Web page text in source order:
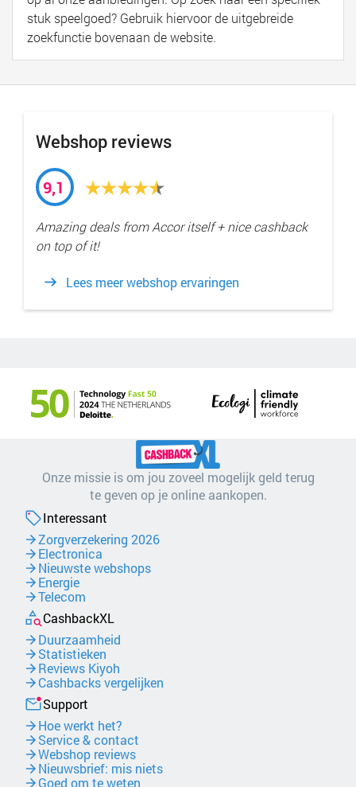
stuk speelgoed? Gebruik hiervoor de uitgebreide
zoekfunctie bovenaan de website.
Webshop reviews
9,1
Amazing deals from Accor itself + nice cashback
on top of it!
Lees meer webshop ervaringen
Onze missie is om jou zoveel mogelijk geld terug
te geven op je online aankopen.
Interessant
Zorgverzekering 2026
Electronica
Nieuwste webshops
Energie
Telecom
CashbackXL
Duurzaamheid
Statistieken
Reviews Kiyoh
Cashbacks vergelijken
Support
Hoe werkt het?
Service & contact
Webshop reviews
Nieuwsbrief: mis niets
Goed om te weten